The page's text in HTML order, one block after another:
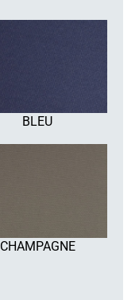
BLEU
CHAMPAGNE